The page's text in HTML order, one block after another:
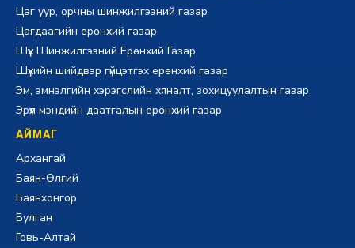
Цаг уур, орчны шинжилгээний газар
Цагдаагийн ерөнхий газар
Шүүх Шинжилгээний Ерөнхий Газар
Шүүхийн шийдвэр гүйцэтгэх ерөнхий газар
Эм, эмнэлгийн хэрэгслийн хяналт, зохицуулалтын газар
Эрүүл мэндийн даатгалын ерөнхий газар
АЙМАГ
Архангай
Баян-Өлгий
Баянхонгор
Булган
Говь-Алтай